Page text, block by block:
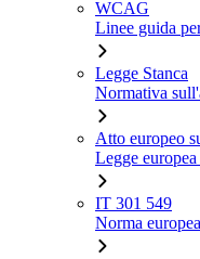
WCAG
Linee guida
Legge Stanca
Normativa
Atto europeo
Legge
IT 301 549
Norma